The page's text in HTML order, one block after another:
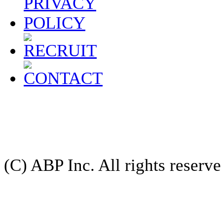
(C) ABP Inc. All rights